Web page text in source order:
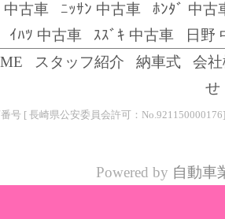
中古車 ﾆｯｻﾝ 中古車
ﾎﾝﾀﾞ 中古
ｲﾊﾂ 中古車
ｽｽﾞｷ 中古車
日野
スタッフ紹介 納車式
会
せ
号 [ 長崎県公安委員会許可：No.921150000176]
Powered by 自動車